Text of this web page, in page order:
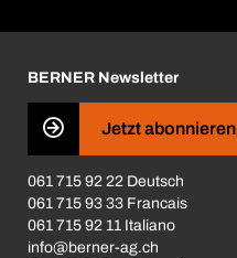
Business Conduct
BERNER Newsletter
Jetzt abonnieren
061 715 92 22 Deutsch
061 715 93 33 Francais
061 715 92 11 Italiano
info@berner-ag.ch